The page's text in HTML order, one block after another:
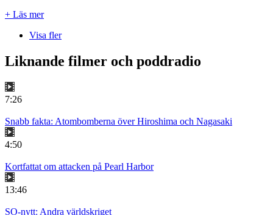
+ Läs mer
Visa fler
Liknande filmer och poddradio
7:26
Snabb fakta: Atombomberna över Hiroshima och Nagasaki
4:50
Kortfattat om attacken på Pearl Harbor
13:46
SO-nytt: Andra världskriget